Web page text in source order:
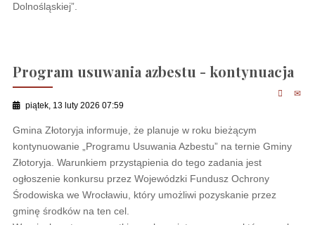
Dolnośląskiej”.
Program usuwania azbestu - kontynuacja
piątek, 13 luty 2026 07:59
Gmina Złotoryja informuje, że planuje w roku bieżącym
kontynuowanie „Programu Usuwania Azbestu” na ternie Gminy
Złotoryja. Warunkiem przystąpienia do tego zadania jest
ogłoszenie konkursu przez Wojewódzki Fundusz Ochrony
Środowiska we Wrocławiu, który umożliwi pozyskanie przez
gminę środków na ten cel.